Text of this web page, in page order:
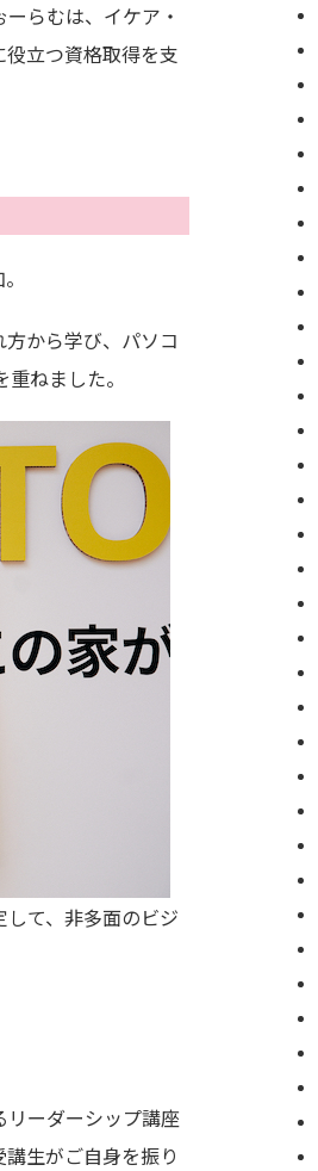
らむは、イケア・
立つ資格取得を支
から学び、パソコ
ねました。
て、非多面のビジ
ーダーシップ講座
生がご自身を振り